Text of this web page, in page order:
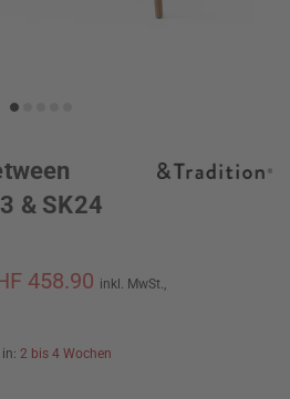
& SK24
458.90 inkl. MwSt.,
2 bis 4 Wochen